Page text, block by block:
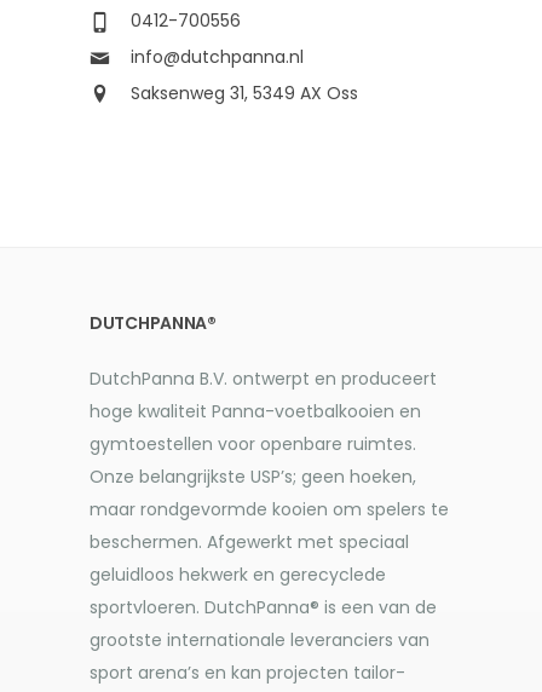
0412-700556
info@dutchpanna.nl
Saksenweg 31, 5349 AX Oss
DUTCHPANNA®
DutchPanna B.V. ontwerpt en produceert
hoge kwaliteit Panna-voetbalkooien en
gymtoestellen voor openbare ruimtes.
Onze belangrijkste USP’s; geen hoeken,
maar rondgevormde kooien om spelers te
beschermen. Afgewerkt met speciaal
geluidloos hekwerk en gerecyclede
sportvloeren. DutchPanna® is een van de
grootste internationale leveranciers van
sport arena’s en kan projecten tailor-